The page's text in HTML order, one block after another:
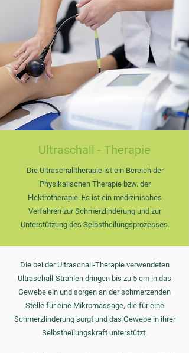
Ultraschall - Therapie
Die Ultraschalltherapie ist ein Bereich der
Physikalischen Therapie bzw. der
Elektrotherapie. Es ist ein medizinisches
Verfahren zur Schmerzlinderung und zur
Unterstützung des Selbstheilungsprozesses.
Die bei der Ultraschall-Therapie verwendeten
Ultraschall-Strahlen dringen bis zu 5 cm in das
Gewebe ein und sorgen an der schmerzenden
Stelle für eine Mikromassage, die für eine
Schmerzlinderung sorgt und das Gewebe in ihrer
Selbstheilungskraft unterstützt.